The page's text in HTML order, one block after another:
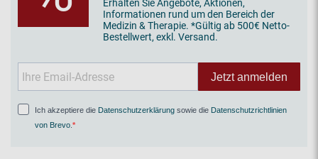
Erhalten Sie Angebote, Aktionen,
Informationen rund um den Bereich der
Medizin & Therapie. *Gültig ab 500€ Netto-
Bestellwert, exkl. Versand.
Jetzt anmelden
Ich akzeptiere die Datenschutzerklärung sowie die Datenschutzrichtlinien
von Brevo